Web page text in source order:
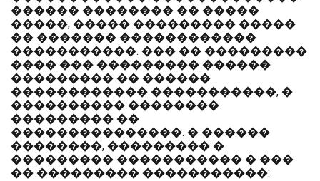
������ �������� �� �����
�����, ����� ��������� �����
�� ������� ������������
�����������. ��� �� ���������
���� ��� ��������� ������
��������� �� ������
������������ �����������, �
���������� ��������
��������� ��
���������������. � ������
��������, ��������� �
��������� ����������� � ���
�� ��������� �����������: